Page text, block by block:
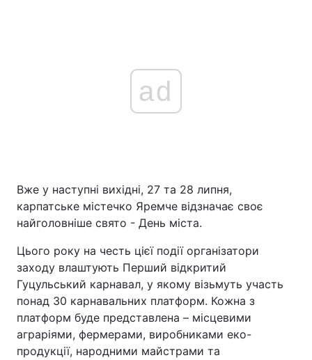
ad
Вже у наступні вихідні, 27 та 28 липня,
карпатське містечко Яремче відзначає своє
найголовніше свято - День міста.
Цього року на честь цієї події організатори
заходу влаштують Перший відкритий
Гуцульський карнавал, у якому візьмуть участь
понад 30 карнавальних платформ. Кожна з
платформ буде представлена – місцевими
аграріями, фермерами, виробниками еко-
продукції, народними майстрами та